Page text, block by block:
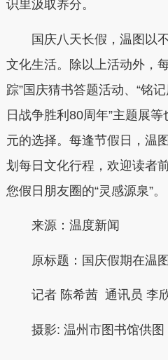
识里汲取养分。
国庆八天长假，温图以
文化生活。除以上活动外，
踪”国庆猜书答题活动、“铭
日战争胜利80周年”主题展
元的选择。每逢节假日，温
划每日文化行程，欢迎读者
您假日朋友圈的“灵感源泉”。
来源：温度新闻
原标题：国庆假期在温
记者 陈希茜 通讯员 李
摄影: 温州市图书馆供图